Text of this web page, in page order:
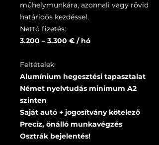
műhelymunkára, azonnali vagy rövid
határidős kezdéssel.
Nettó fizetés:
3.200 – 3.300 € / hó
Feltételek:
Alumínium hegesztési tapasztalat
Német nyelvtudás minimum A2
szinten
Saját autó + jogosítvány kötelező
Precíz, önálló munkavégzés
Osztrák bejelentés!